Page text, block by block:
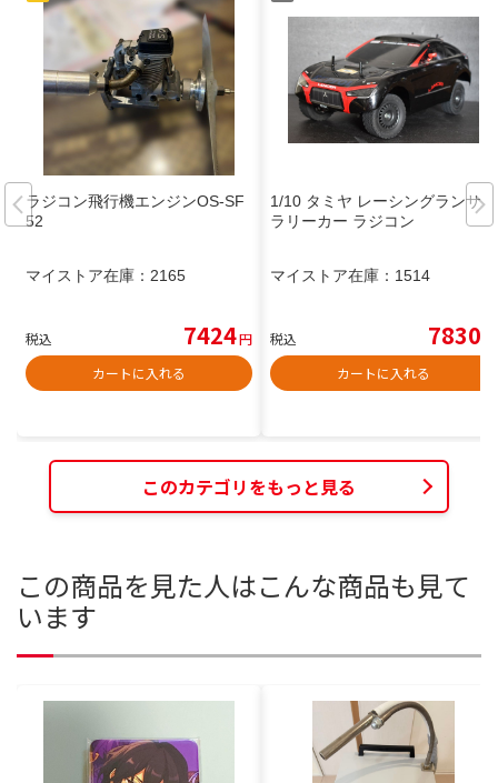
ラジコン飛行機エンジンOS-SF
52
マイストア在庫： 2165
税込 7424円
カートに入れる
1/10 タミヤ レーシングランサー
ラリーカー ラジコン
マイストア在庫： 1514
税込 7830
カートに入れる
このカテゴリをもっと見る
この商品を見た人はこんな商品も見て
います